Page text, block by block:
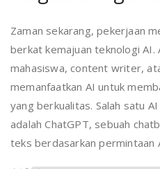
Zaman sekarang, pekerjaan
berkat kemajuan teknologi AI.
mahasiswa, content writer,
memanfaatkan AI untuk
yang berkualitas. Salah satu
adalah ChatGPT, sebuah
teks berdasarkan permintaan